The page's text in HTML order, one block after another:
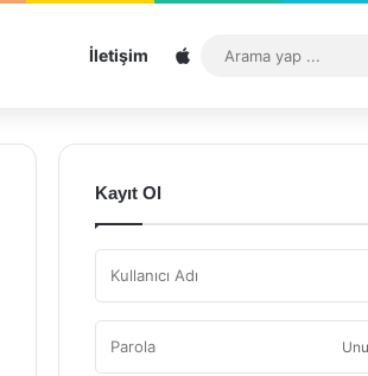
İletişim Sitemap
Kayıt Ol